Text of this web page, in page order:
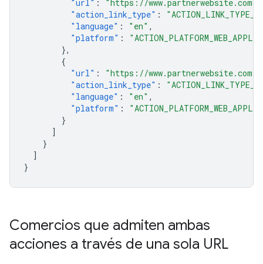
"url" :
"https://www.partnerwebsite.com/
"action_link_type" :
"language" : "en" ,
"platform" :
},
{
"url" :
"https://www.partnerwebsite.com/
"action_link_type" :
"language" : "en" ,
"platform" :
}
]
}
]
}
Comercios que admiten ambas
acciones a través de una sola URL